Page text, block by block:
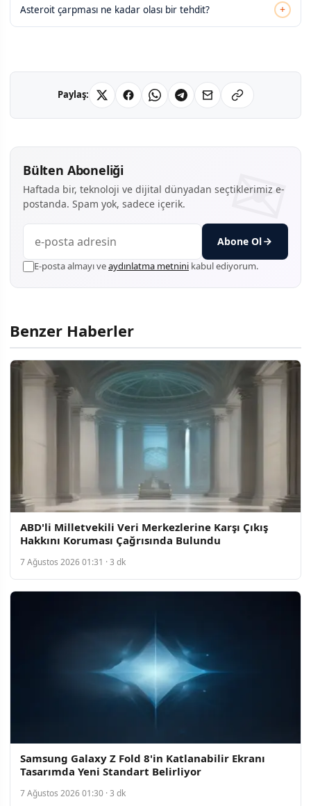
Asteroit çarpması ne kadar olası bir tehdit? +
Paylaş:
Bülten Aboneliği
Haftada bir, teknoloji ve dijital dünyadan seçtiklerimiz e-
postanda. Spam yok, sadece içerik.
Abone Ol
E-posta almayı veaydınlatma metnini kabul ediyorum.
Benzer Haberler
ABD'li Milletvekili Veri Merkezlerine Karşı Çıkış
Hakkını Koruması Çağrısında Bulundu
7 Ağustos 2026 01:31 · 3 dk
Samsung Galaxy Z Fold 8'in Katlanabilir Ekranı
Tasarımda Yeni Standart Belirliyor
7 Ağustos 2026 01:30 · 3 dk